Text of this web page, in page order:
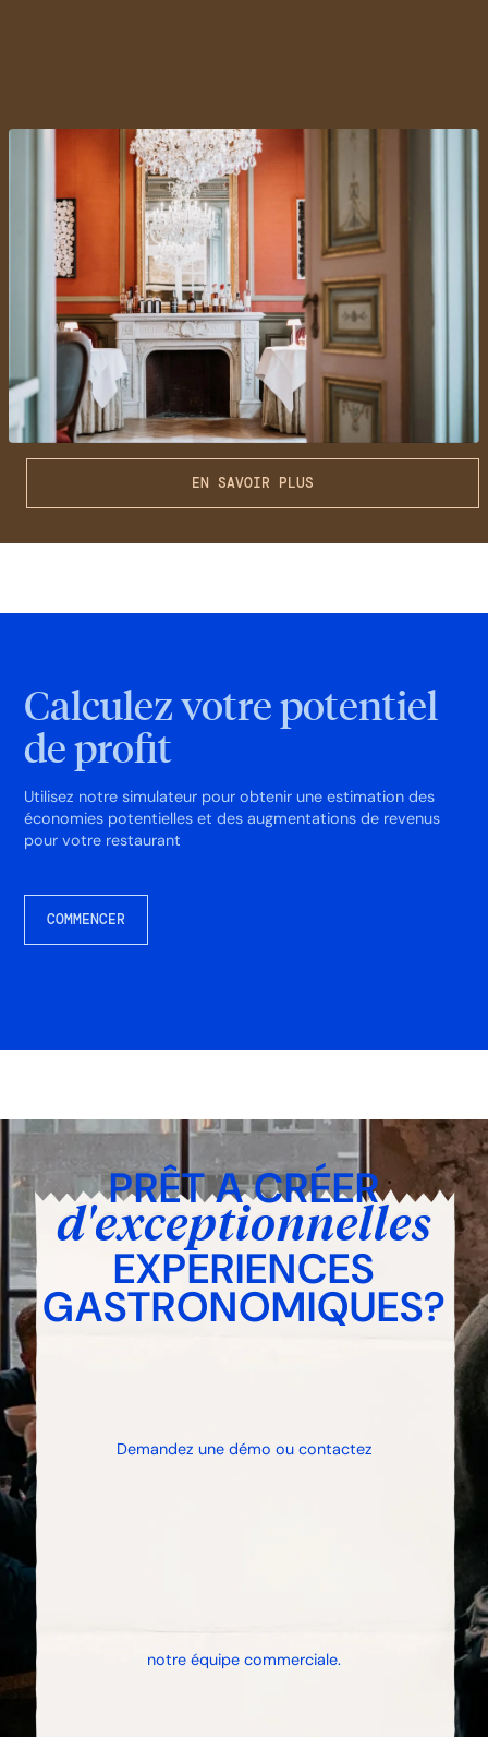
ENGAGEMENT DU CLIENT]
Comment Le Mystique a
amélioré son expérience
client avec ZenchefOS
EN SAVOIR PLUS
Calculez votre potentiel
de profit
Utilisez notre simulateur pour obtenir une estimation des
économies potentielles et des augmentations de revenus
pour votre restaurant
COMMENCER
PRÊT ACRÉER
d'exceptionnelles
EXPERIENCES
GASTRONOMIQUES?
Demandez une démo ou contactez
notre équipe commerciale.